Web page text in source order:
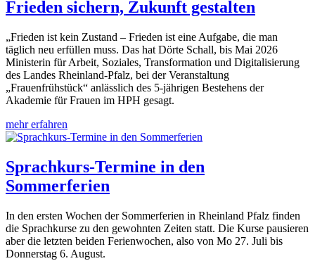
Frieden sichern, Zukunft gestalten
„Frieden ist kein Zustand – Frieden ist eine Aufgabe, die man
täglich neu erfüllen muss. Das hat Dörte Schall, bis Mai 2026
Ministerin für Arbeit, Soziales, Transformation und Digitalisierung
des Landes Rheinland-Pfalz, bei der Veranstaltung
„Frauenfrühstück“ anlässlich des 5-jährigen Bestehens der
Akademie für Frauen im HPH gesagt.
mehr erfahren
Sprachkurs-Termine in den
Sommerferien
In den ersten Wochen der Sommerferien in Rheinland Pfalz finden
die Sprachkurse zu den gewohnten Zeiten statt. Die Kurse pausieren
aber die letzten beiden Ferienwochen, also von Mo 27. Juli bis
Donnerstag 6. August.